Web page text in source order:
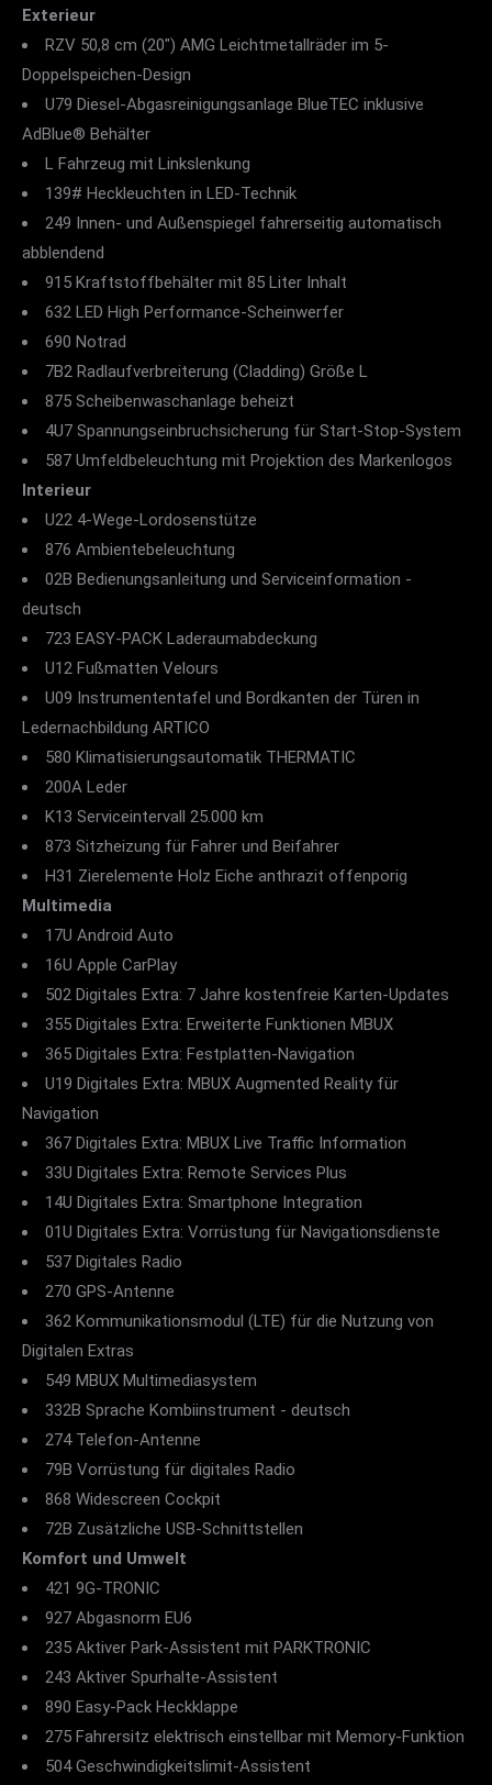
Exterieur
RZV 50,8 cm (20") AMG Leichtmetallräder im 5-
Doppelspeichen-Design
U79 Diesel-Abgasreinigungsanlage BlueTEC inklusive
AdBlue® Behälter
L Fahrzeug mit Linkslenkung
139# Heckleuchten in LED-Technik
249 Innen- und Außenspiegel fahrerseitig automatisch
abblendend
915 Kraftstoffbehälter mit 85 Liter Inhalt
632 LED High Performance-Scheinwerfer
690 Notrad
7B2 Radlaufverbreiterung (Cladding) Größe L
875 Scheibenwaschanlage beheizt
4U7 Spannungseinbruchsicherung für Start-Stop-System
587 Umfeldbeleuchtung mit Projektion des Markenlogos
Interieur
U22 4-Wege-Lordosenstütze
876 Ambientebeleuchtung
02B Bedienungsanleitung und Serviceinformation -
deutsch
723 EASY-PACK Laderaumabdeckung
U12 Fußmatten Velours
U09 Instrumententafel und Bordkanten der Türen in
Ledernachbildung ARTICO
580 Klimatisierungsautomatik THERMATIC
200A Leder
K13 Serviceintervall 25.000 km
873 Sitzheizung für Fahrer und Beifahrer
H31 Zierelemente Holz Eiche anthrazit offenporig
Multimedia
17U Android Auto
16U Apple CarPlay
502 Digitales Extra: 7 Jahre kostenfreie Karten-Updates
355 Digitales Extra: Erweiterte Funktionen MBUX
365 Digitales Extra: Festplatten-Navigation
U19 Digitales Extra: MBUX Augmented Reality für
Navigation
367 Digitales Extra: MBUX Live Traffic Information
33U Digitales Extra: Remote Services Plus
14U Digitales Extra: Smartphone Integration
01U Digitales Extra: Vorrüstung für Navigationsdienste
537 Digitales Radio
270 GPS-Antenne
362 Kommunikationsmodul (LTE) für die Nutzung von
Digitalen Extras
549 MBUX Multimediasystem
332B Sprache Kombiinstrument - deutsch
274 Telefon-Antenne
79B Vorrüstung für digitales Radio
868 Widescreen Cockpit
72B Zusätzliche USB-Schnittstellen
Komfort und Umwelt
421 9G-TRONIC
927 Abgasnorm EU6
235 Aktiver Park-Assistent mit PARKTRONIC
243 Aktiver Spurhalte-Assistent
890 Easy-Pack Heckklappe
275 Fahrersitz elektrisch einstellbar mit Memory-Funktion
504 Geschwindigkeitslimit-Assistent